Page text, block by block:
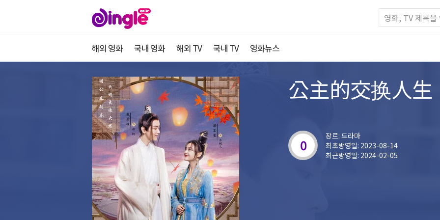
해외 영화 국내 영화 해외 TV 국내 TV 영화뉴스
公主的交换人生
0
장르: 드라마
최초방영일: 2023-08-14
최근방영일: 2024-02-05